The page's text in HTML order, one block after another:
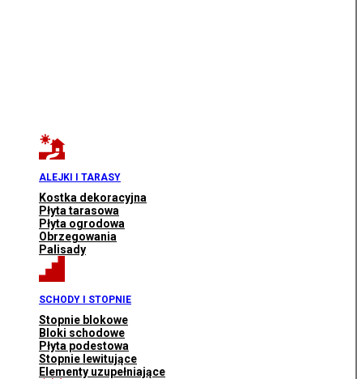
ALEJKI I TARASY
Kostka dekoracyjna
Płyta tarasowa
Płyta ogrodowa
Obrzegowania
Palisady
SCHODY I STOPNIE
Stopnie blokowe
Bloki schodowe
Płyta podestowa
Stopnie lewitujące
Elementy uzupełniające